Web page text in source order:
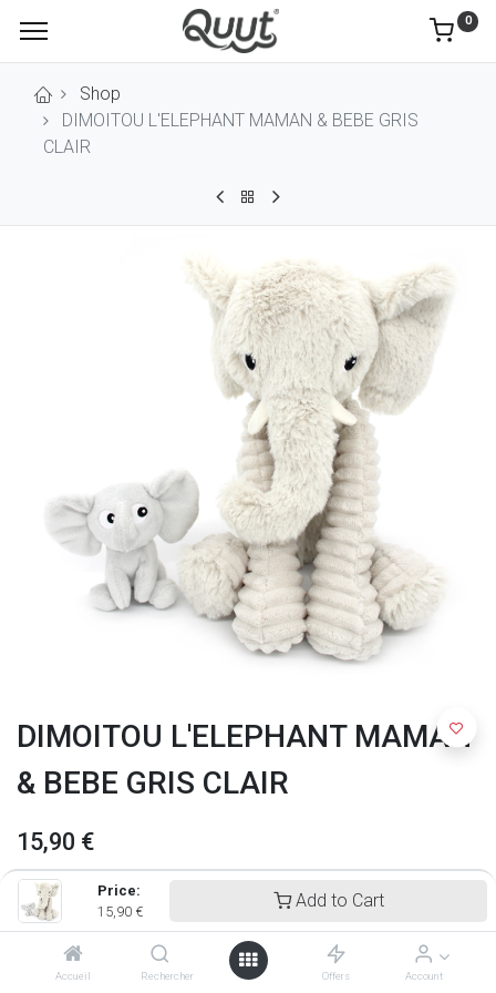
Price:
15,90 €
Add to Cart
Accueil Rechercher Offers Account
0
Shop
DIMOITOU L'ELEPHANT MAMAN & BEBE GRIS
CLAIR
DIMOITOU L'ELEPHANT MAMAN
& BEBE GRIS CLAIR
15,90 €